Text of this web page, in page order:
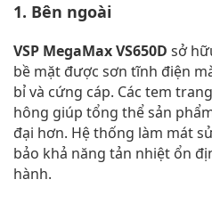
1. Bên ngoài
VSP MegaMax VS650D sở
bề mặt được sơn tĩnh điện
bỉ và cứng cáp. Các tem
hông giúp tổng thể sản
đại hơn. Hệ thống làm mát
bảo khả năng tản nhiệt ổn
hành.